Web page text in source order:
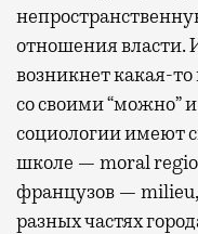
отношения власти.
возникнет какая-
со своими “можно” и
социологии имеют
школе — moral
французов — milieu,
разных частях